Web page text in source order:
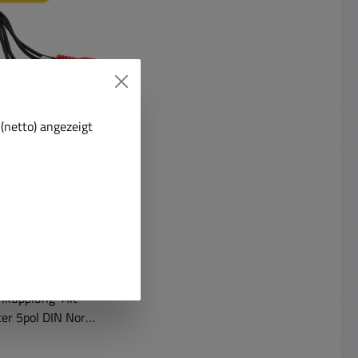
Alt
5pol DIN Norm
angezeigt